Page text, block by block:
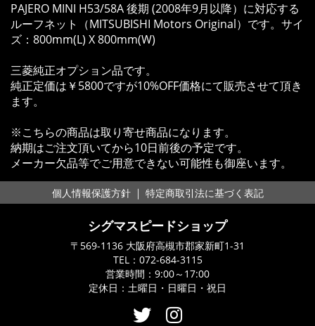
PAJERO MINI H53/58A 後期 (2008年9月以降）に対応する
ルーフネット（MITSUBISHI Motors Original）です。サイ
ズ：800mm(L) X 800mm(W)
三菱純正オプション品です。
純正定価は￥5800ですが10%OFF価格にて販売させて頂き
ます。
※こちらの商品は取り寄せ商品になります。
納期はご注文頂いてから10日前後の予定です。
メーカー欠品等でご用意できない可能性も御座います。
個人情報保護方針 ｜ 特定商取引法に基づく表記
シグマスピードショップ
〒569-1136 大阪府高槻市郡家新町1-31
TEL： 072-684-3115
営業時間：9:00～17:00
定休日：土曜日・日曜日・祝日